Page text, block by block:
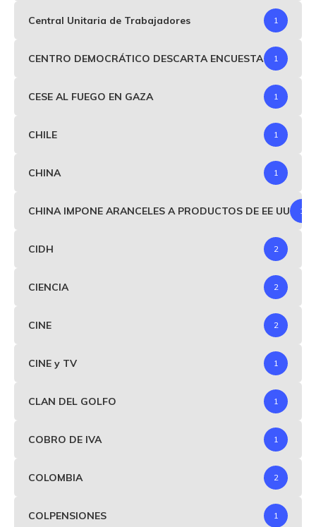
Central Unitaria de Trabajadores 1
CENTRO DEMOCRÁTICO DESCARTA ENCUESTA 1
CESE AL FUEGO EN GAZA 1
CHILE 1
CHINA 1
CHINA IMPONE ARANCELES A PRODUCTOS DE EE UU 1
CIDH 2
CIENCIA 2
CINE 2
CINE y TV 1
CLAN DEL GOLFO 1
COBRO DE IVA 1
COLOMBIA 2
COLPENSIONES 1